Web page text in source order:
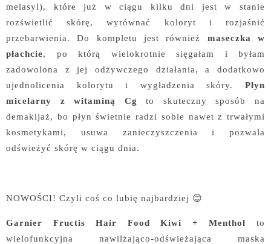
melasyl), które już w ciągu kilku dni jest w stanie
rozświetlić skórę, wyrównać koloryt i rozjaśnić
przebarwienia. Do kompletu jest również maseczka w
płachcie, po którą wielokrotnie sięgałam i byłam
zadowolona z jej odżywczego działania, a dodatkowo
ujednolicenia kolorytu i wygładzenia skóry. Płyn
micelarny z witaminą Cg
to skuteczny sposób na
demakijaż, bo płyn świetnie radzi sobie nawet z trwałymi
kosmetykami, usuwa zanieczyszczenia i pozwala
odświeżyć skórę w ciągu dnia.
NOWOŚCI! Czyli coś co lubię najbardziej 😊
Garnier Fructis Hair Food Kiwi + Menthol to
wielofunkcyjna nawilżająco-odświeżająca maska